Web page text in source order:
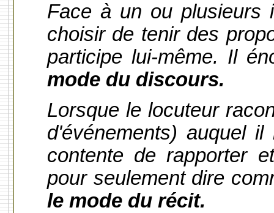
Face à un ou plusieurs
choisir de tenir des
participe lui-même. Il
mode du discours.
Lorsque le locuteur
d'événements) auquel
contente de rapporter
pour seulement dire
le mode du récit.